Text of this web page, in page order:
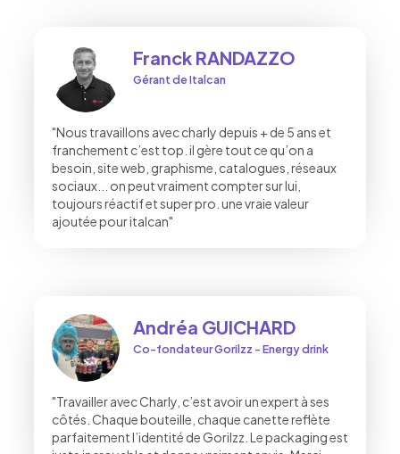
Franck RANDAZZO
Gérant de Italcan
"Nous travaillons avec charly depuis + de 5 ans et
franchement c’est top. il gère tout ce qu’on a
besoin, site web, graphisme, catalogues, réseaux
sociaux... on peut vraiment compter sur lui,
toujours réactif et super pro. une vraie valeur
ajoutée pour italcan"
Andréa GUICHARD
Co-fondateur Gorilzz - Energy drink
"Travailler avec Charly, c’est avoir un expert à ses
côtés. Chaque bouteille, chaque canette reflète
parfaitement l’identité de Gorilzz. Le packaging est